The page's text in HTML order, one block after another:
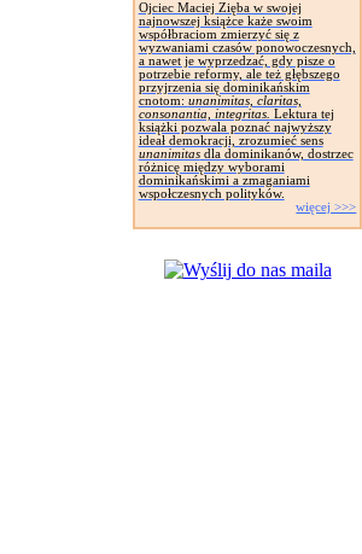
Ojciec Maciej Zięba w swojej
najnowszej książce każe swoim
współbraciom zmierzyć się z
wyzwaniami czasów ponowoczesnych,
a nawet je wyprzedzać, gdy pisze o
potrzebie reformy, ale też głębszego
przyjrzenia się dominikańskim
cnotom: unanimitas, claritas,
consonantia, integritas. Lektura tej
książki pozwala poznać najwyższy
ideał demokracji, zrozumieć sens
unanimitasdla dominikanów, dostrzec
różnicę między wyborami
dominikańskimi a zmaganiami
wspołczesnych polityków.
więcej >>>